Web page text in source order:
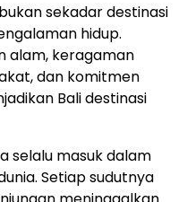
sekadar destinasi
hidup.
alam, keragaman
dan komitmen
Bali destinasi
selalu masuk dalam
Setiap sudutnya